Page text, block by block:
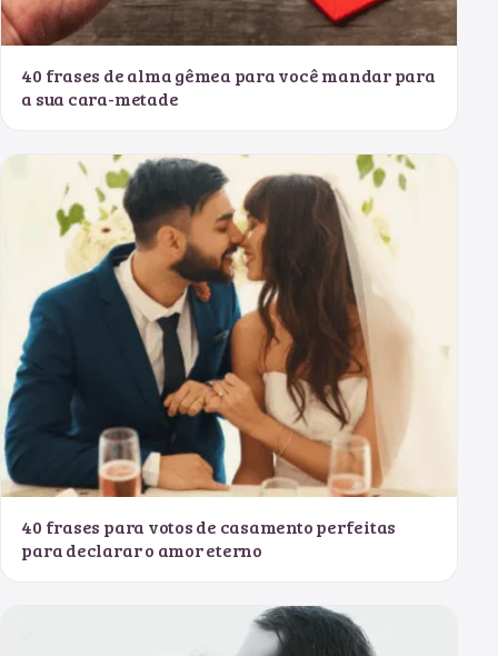
40 frases de alma gêmea para você mandar para
a sua cara-metade
40 frases para votos de casamento perfeitas
para declarar o amor eterno